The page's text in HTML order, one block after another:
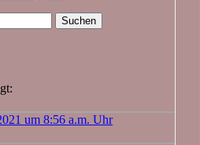
um 8:56 a.m. Uhr